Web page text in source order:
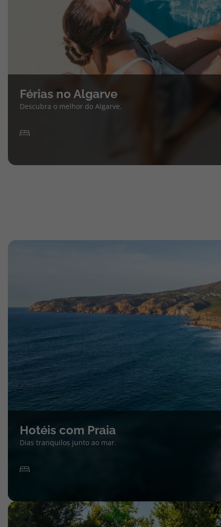
Férias no Algarve
Descubra o melhor do Algarve.
Hotéis com Praia
Dias tranquilos junto ao mar.